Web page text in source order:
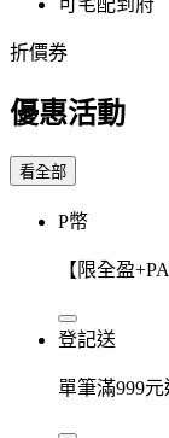
折價券
優惠活動
看全部
P幣
【限全盈
登記送
單筆滿999